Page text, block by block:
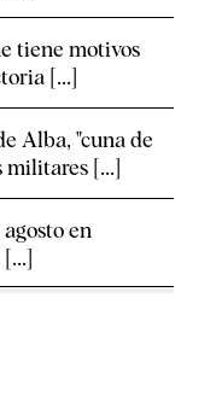
tiene motivos
[...]
Alba, "cuna de
militares [...]
en